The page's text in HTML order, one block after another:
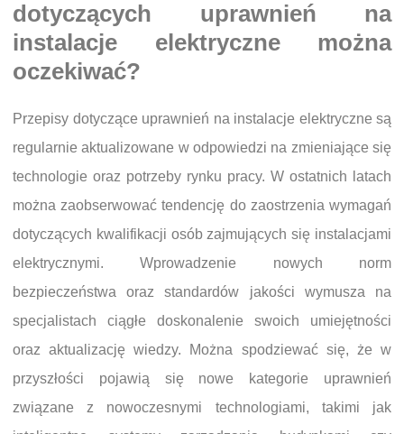
dotyczących uprawnień na
instalacje elektryczne można
oczekiwać?
Przepisy dotyczące uprawnień na instalacje elektryczne są
regularnie aktualizowane w odpowiedzi na zmieniające się
technologie oraz potrzeby rynku pracy. W ostatnich latach
można zaobserwować tendencję do zaostrzenia wymagań
dotyczących kwalifikacji osób zajmujących się instalacjami
elektrycznymi. Wprowadzenie nowych norm
bezpieczeństwa oraz standardów jakości wymusza na
specjalistach ciągłe doskonalenie swoich umiejętności
oraz aktualizację wiedzy. Można spodziewać się, że w
przyszłości pojawią się nowe kategorie uprawnień
związane z nowoczesnymi technologiami, takimi jak